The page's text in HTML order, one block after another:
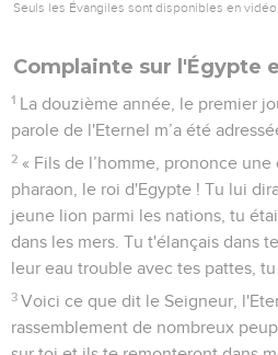
Seuls les Évangiles sont disponibles en vidéo
Complainte sur l'Égypte
1 La douzième année, le premier
parole de l'Eternel m’a été
2 « Fils de l’homme, prononce
pharaon, le roi d'Egypte ! Tu lui
jeune lion parmi les nations, tu
dans les mers. Tu t'élançais dans
leur eau trouble avec tes pattes, tu
3 Voici ce que dit le Seigneur,
rassemblement de nombreux